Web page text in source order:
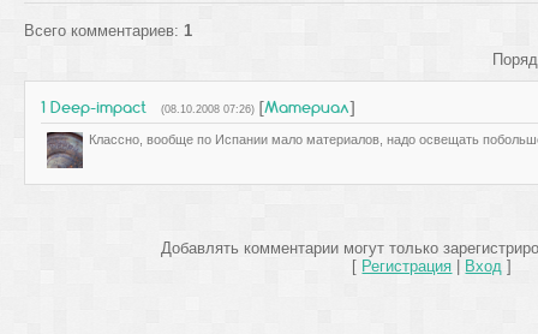
Всего комментариев: 1
1 Deep-impact (08.10.2008 07:26) [Материал]
Классно, вообще по Испании мало материалов, надо освещать
Добавлять комментарии могут только
[ Регистрация Вход ]